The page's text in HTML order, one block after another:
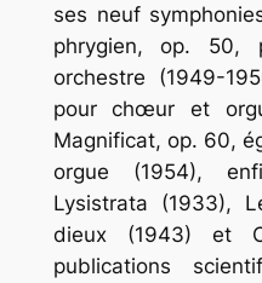
ses neuf
phrygien, op.
orchestre (1949-
pour chœur et
Magnificat, op. 60,
orgue (1954),
Lysistrata (1933),
dieux (1943) et
publications